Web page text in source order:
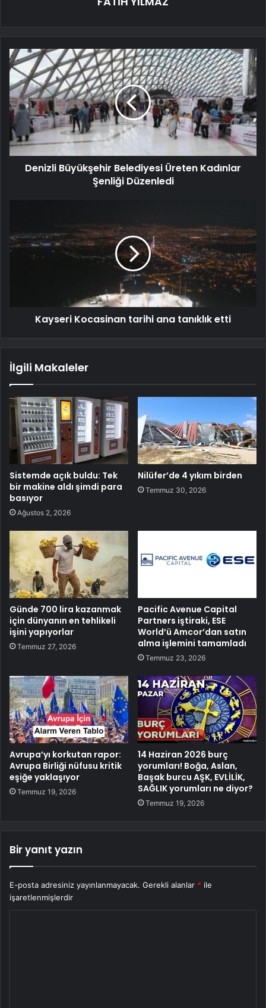
Denizli Büyükşehir Belediyesi Üreten Kadınlar
Şenliği Düzenledi
Kayseri Kocasinan tarihi ana tanıklık etti
İlgili Makaleler
Sistemde açık buldu: Tek
bir makine aldı şimdi para
basıyor
Ağustos 2, 2026
Nilüfer’de 4 yıkım birden
Temmuz 30, 2026
Günde 700 lira kazanmak
için dünyanın en tehlikeli
işini yapıyorlar
Temmuz 27, 2026
Pacific Avenue Capital
Partners iştiraki, ESE
World’ü Amcor’dan satın
alma işlemini tamamladı
Temmuz 23, 2026
Avrupa’yı korkutan rapor:
Avrupa Birliği nüfusu kritik
eşiğe yaklaşıyor
Temmuz 19, 2026
14 Haziran 2026 burç
yorumları! Boğa, Aslan,
Başak burcu AŞK, EVLİLİK,
SAĞLIK yorumları ne diyor?
Temmuz 19, 2026
Bir yanıt yazın
E-posta adresiniz yayınlanmayacak. Gerekli alanlar * ile
işaretlenmişlerdir